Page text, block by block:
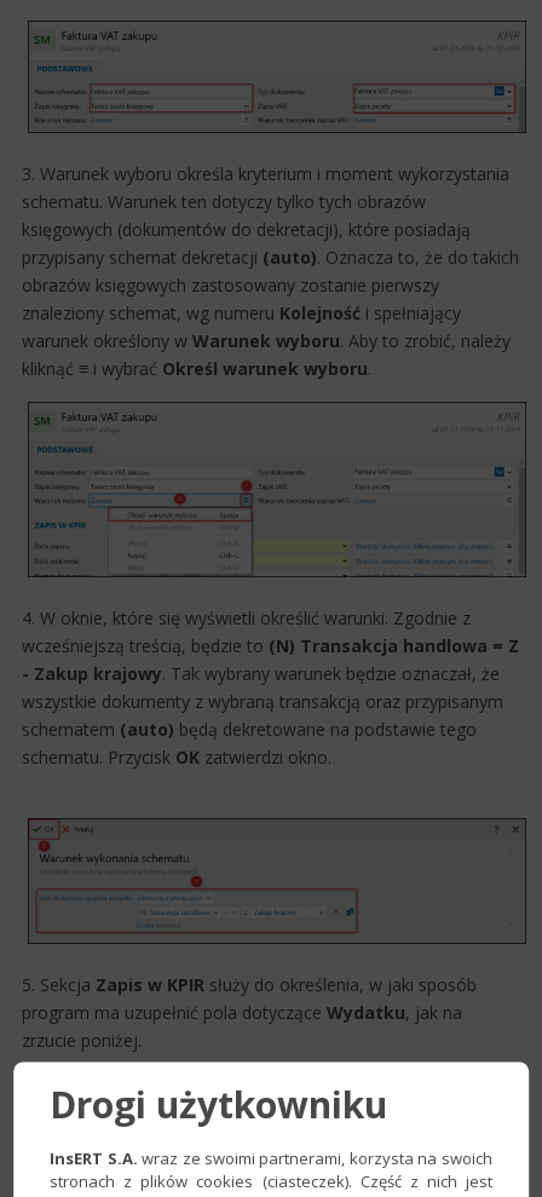
3. Warunek w​​yboru określa kryterium i moment wykorzystania
schematu. Warunek ten dotyczy tylko tych obrazów
księgowych (dokumentów do dekretacji), które posiadają
przypisany schemat dekretacji (auto). Oznacza to, że do takich
obrazów księgowych zastosowany zostanie pierwszy
znaleziony schemat, wg numeru Kolejność i spełniający
warunek określony w Warunek wyboru. Aby to zrobić, należy
kliknąć ≡ i wybrać Określ warunek wyboru.​​​
4. W oknie, które się wyświetli określić warunki. Zgodnie z
wcześniejszą treścią, będzie to (N) Transakcja handlowa = Z
- Zakup krajowy. Tak wybrany warunek będzie oznaczał, że
wszystkie dokumenty z wybraną transakcją oraz przypisanym
schematem (auto) będą dekretowane na podstawie tego
schematu. Przycisk OK zatwierdzi okno.​​
5. Sekcja Zapis w KPIR służy do określenia, w jaki sposób
program ma uzupe​łnić pola dotyczące Wydatku, jak na
zrzucie poniżej.​​​​​​
Drogi użytkowniku
InsERT S.A. wraz ze swoimi partnerami, korzysta na swoich
stronach z plików cookies (ciasteczek). Część z nich jest